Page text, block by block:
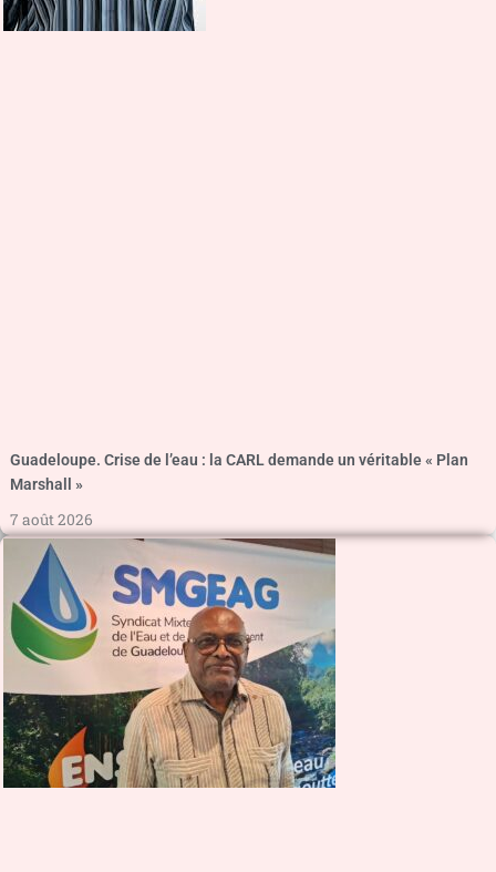
Guadeloupe. Crise de l’eau : la CARL demande un véritable « Plan
Marshall »
7 août 2026